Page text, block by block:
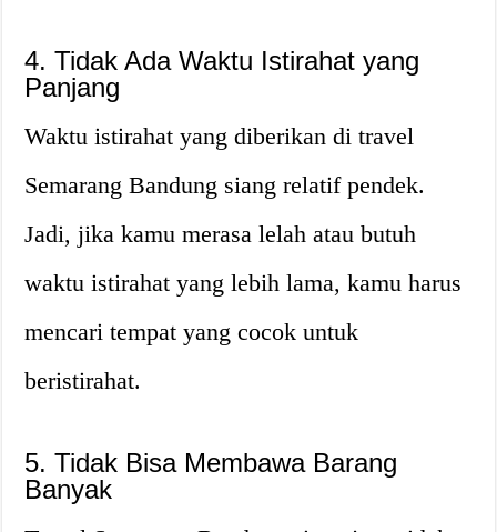
4. Tidak Ada Waktu Istirahat yang
Panjang
Waktu istirahat yang diberikan di travel
Semarang Bandung siang relatif pendek.
Jadi, jika kamu merasa lelah atau butuh
waktu istirahat yang lebih lama, kamu harus
mencari tempat yang cocok untuk
beristirahat.
5. Tidak Bisa Membawa Barang
Banyak